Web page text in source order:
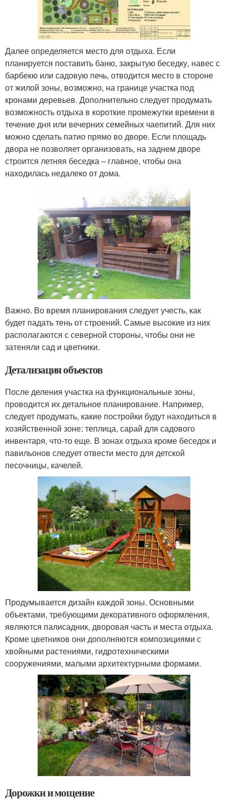
Далее определяется место для отдыха. Если
планируется поставить баню, закрытую беседку, навес с
барбекю или садовую печь, отводится место в стороне
от жилой зоны, возможно, на границе участка под
кронами деревьев. Дополнительно следует продумать
возможность отдыха в короткие промежутки времени в
течение дня или вечерних семейных чаепитий. Для них
можно сделать патио прямо во дворе. Если площадь
двора не позволяет организовать, на заднем дворе
строится летняя беседка – главное, чтобы она
находилась недалеко от дома.
Важно. Во время планирования следует учесть, как
будет падать тень от строений. Самые высокие из них
располагаются с северной стороны, чтобы они не
затеняли сад и цветники.
Детализация объектов
После деления участка на функциональные зоны,
проводится их детальное планирование. Например,
следует продумать, какие постройки будут находиться в
хозяйственной зоне: теплица, сарай для садового
инвентаря, что-то еще. В зонах отдыха кроме беседок и
павильонов следует отвести место для детской
песочницы, качелей.
Продумывается дизайн каждой зоны. Основными
объектами, требующими декоративного оформления,
являются палисадник, дворовая часть и места отдыха.
Кроме цветников они дополняются композициями с
хвойными растениями, гидротехническими
сооружениями, малыми архитектурными формами.
Дорожки и мощение